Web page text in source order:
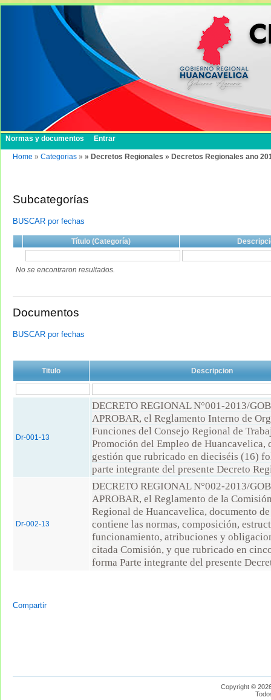
Normas y documentos Entrar
Home » Categorias » » Decretos Regionales » Decretos Regionales ano
Subcategorías
BUSCAR por fechas
Título (Categoría)
No se encontraron resultados.
Documentos
BUSCAR por fechas
Titulo Descripcion
Dr-001-13
DECRETO REGIONAL N°001-2013/
APROBAR, el Reglamento Interno de
Funciones del Consejo Regional de
Promoción del Empleo de Huancavelica,
gestión que rubricado en dieciséis (16)
parte integrante del presente Decreto
Dr-002-13
DECRETO REGIONAL N°002-2013/
APROBAR, el Reglamento de la
Regional de Huancavelica, documento
contiene las normas, composición,
funcionamiento, atribuciones y
citada Comisión, y que rubricado en
forma Parte integrante del presente
Compartir
Copyright ©